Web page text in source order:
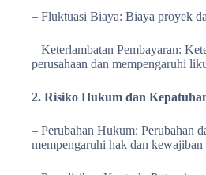
– Fluktuasi Biaya: Biaya proyek
– Keterlambatan Pembayaran:
perusahaan dan mempengaruhi
2. Risiko Hukum dan
– Perubahan Hukum: Perubahan
mempengaruhi hak dan kewajiban